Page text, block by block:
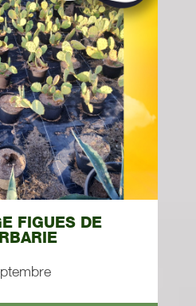
FIGUES DE